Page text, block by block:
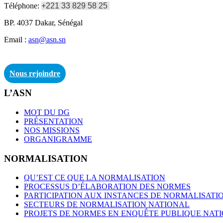
Téléphone: +221 33 829 58 25
BP. 4037 Dakar, Sénégal
Email : asn@asn.sn
Nous rejoindre
L’ASN
MOT DU DG
PRÉSENTATION
NOS MISSIONS
ORGANIGRAMME
NORMALISATION
QU’EST CE QUE LA NORMALISATION
PROCESSUS D’ÉLABORATION DES NORMES
PARTICIPATION AUX INSTANCES DE
SECTEURS DE NORMALISATION NATIONAL
PROJETS DE NORMES EN ENQUÊTE PUBLIQUE